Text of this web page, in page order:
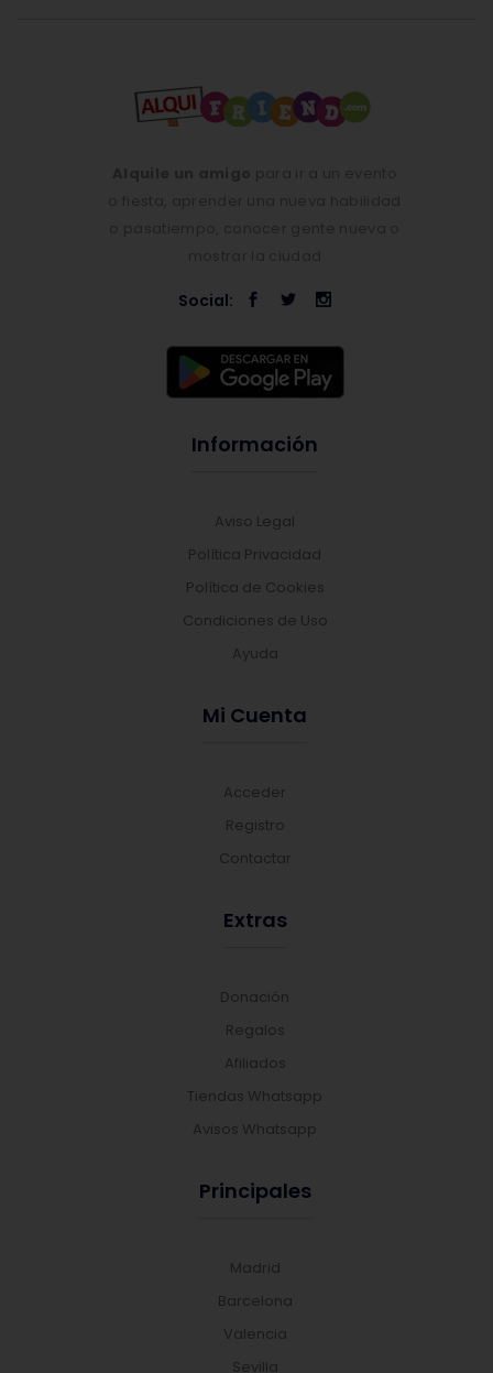
Social:
Información
Aviso Legal
Política Privacidad
Política de Cookies
Condiciones de Uso
Ayuda
Mi Cuenta
Acceder
Registro
Contactar
Extras
Donación
Regalos
Afiliados
Tiendas Whatsapp
Avisos Whatsapp
Principales
Madrid
Barcelona
Valencia
Sevilla